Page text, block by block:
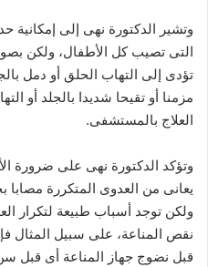
وتشير الدكتورة نهى إلى إمكانية
التى تصيب كل الأطفال، ولكن
تؤدى إلى التهاب الحلق أو دمل
مزمنا أو تقيحا شديدا بالجلد أو
العلاج بالمستشفى.
وتؤكد الدكتورة نهى على ضرورة
يعانى من العدوى المتكررة
ولكن توجد أسباب طبيعة لتكرار
نقص المناعة، على سبيل المثال